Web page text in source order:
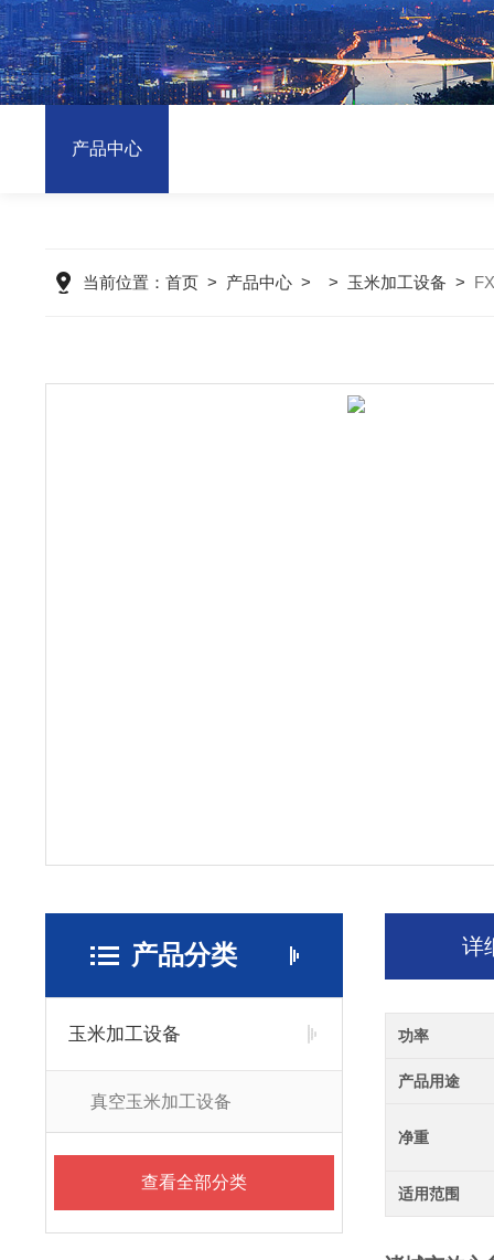
产品中心
当前位置： 首页> 产品中心> > 玉米加工设备 >
产品分类
玉米加工设备
真空玉米加工设备
查看全部分类
详
功率
产品用途
净重
适用范围